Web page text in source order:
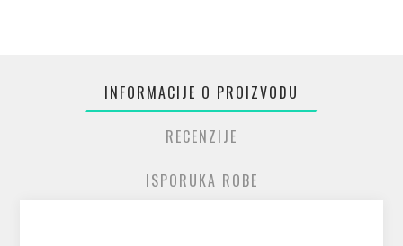
INFORMACIJE O PROIZVODU
RECENZIJE
ISPORUKA ROBE